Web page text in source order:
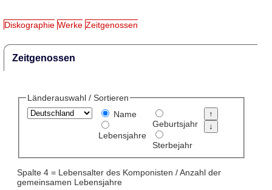
Diskographie Werke Zeitgenossen
Zeitgenossen
Länderauswahl / Sortieren
Name
Lebensjahre
Geburtsjahr
Sterbejahr
Spalte 4 = Lebensalter des Komponisten / Anzahl der
gemeinsamen Lebensjahre